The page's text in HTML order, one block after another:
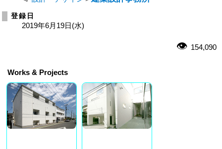
登録日
2019年6月19日(水)
154,090
Works & Projects